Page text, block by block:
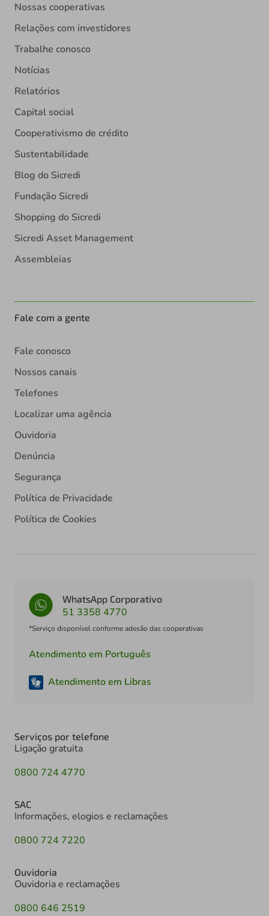
Nossas cooperativas
Relações com investidores
Trabalhe conosco
Notícias
Relatórios
Capital social
Cooperativismo de crédito
Sustentabilidade
Blog do Sicredi
Fundação Sicredi
Shopping do Sicredi
Sicredi Asset Management
Assembleias
Fale com a gente
Fale conosco
Nossos canais
Telefones
Localizar uma agência
Ouvidoria
Denúncia
Segurança
Política de Privacidade
Política de Cookies
WhatsApp Corporativo
51 3358 4770
*Serviço disponível conforme adesão das cooperativas
Atendimento em Português
Atendimento em Libras
Serviços por telefone
Ligação gratuita
0800 724 4770
SAC
Informações, elogios e reclamações
0800 724 7220
Ouvidoria
Ouvidoria e reclamações
0800 646 2519